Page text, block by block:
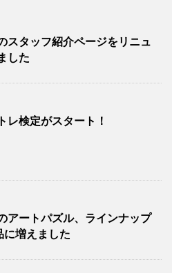
スタッフ紹介ページをリニュ
した
レ検定がスタート！
アートパズル、ラインナップ
に増えました